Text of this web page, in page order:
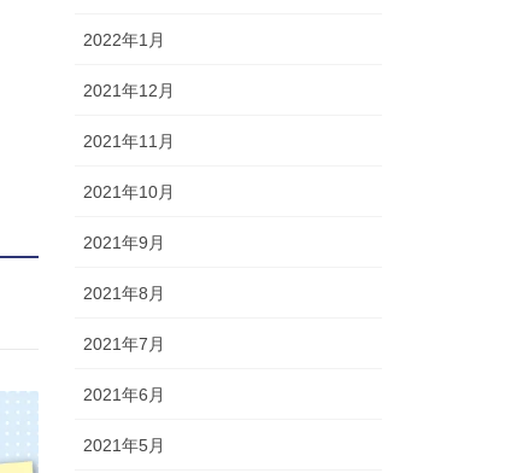
2022年1月
2021年12月
2021年11月
2021年10月
2021年9月
2021年8月
2021年7月
2021年6月
2021年5月